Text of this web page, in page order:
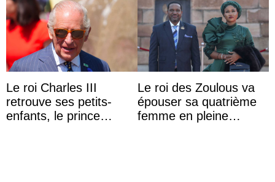
Le roi Charles III
retrouve ses petits-
enfants, le prince
Le roi des Zoulous va
épouser sa quatrième
femme en pleine